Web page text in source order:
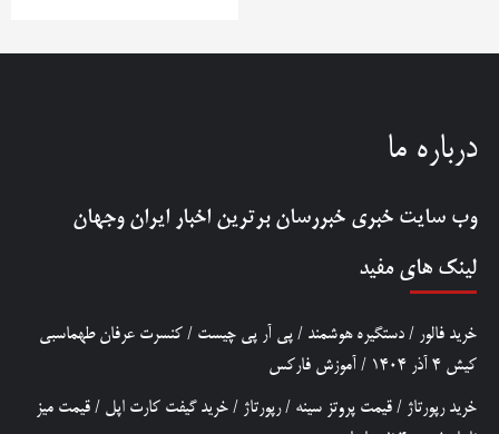
درباره ما
وب سایت خبری خبررسان برترین اخبار ایران وجهان
لینک های مفید
خرید فالور / دستگیره هوشمند / پی آر پی چیست / کنسرت عرفان طهماسبی
کیش 4 آذر 1404
/ آموزش فارکس
خرید رپورتاژ / قیمت پروتز سینه /رپورتاژ / خرید گیفت کارت اپل / قیمت میز